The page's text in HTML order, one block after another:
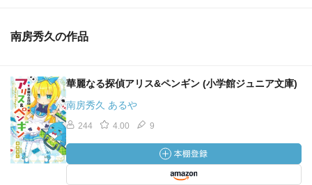
南房秀久の作品
華麗なる探偵アリス&ペンギン (小学館ジュニア文庫)
南房秀久 あるや
244 4.00 9